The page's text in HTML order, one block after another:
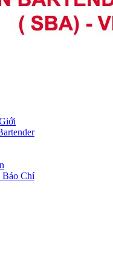
Báo Chí